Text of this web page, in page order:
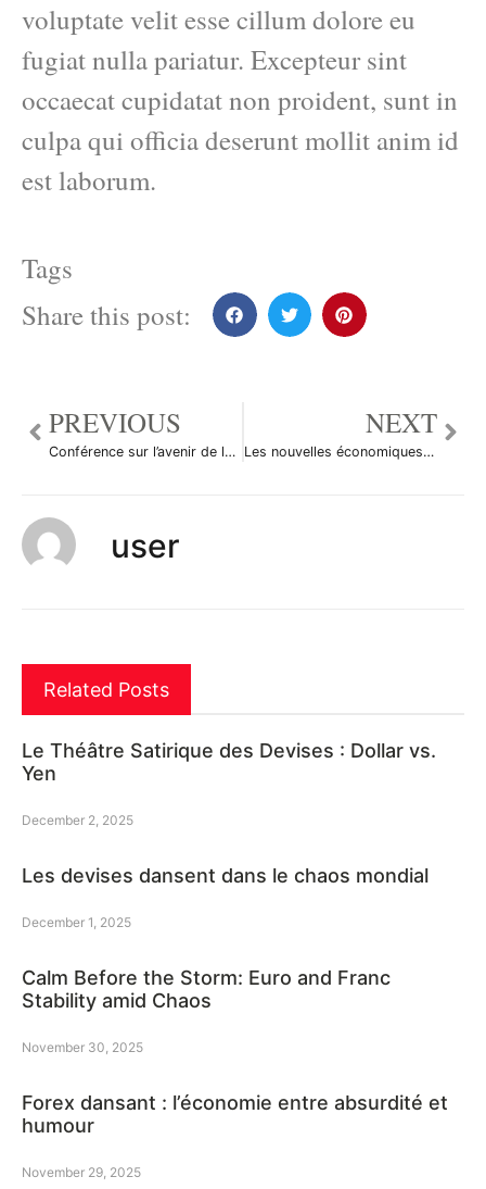
voluptate velit esse cillum dolore eu
fugiat nulla pariatur. Excepteur sint
occaecat cupidatat non proident, sunt in
culpa qui officia deserunt mollit anim id
est laborum.
Tags
Share this post:
PREVIOUS
Conférence sur l’avenir de la BCE et de la zone euro
NEXT
Les nouvelles économiques du 13 janvier 2011
user
Related Posts
Le Théâtre Satirique des Devises : Dollar vs.
Yen
December 2, 2025
Les devises dansent dans le chaos mondial
December 1, 2025
Calm Before the Storm: Euro and Franc
Stability amid Chaos
November 30, 2025
Forex dansant : l’économie entre absurdité et
humour
November 29, 2025